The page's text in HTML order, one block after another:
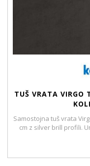
TUŠ VRATA VIRGO
Samostojna tuš vrata
cm z silver brill profili.